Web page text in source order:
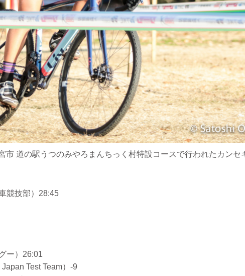
市 道の駅うつのみやろまんちっく村特設コースで行われたカン
競技部）28:45
ー）26:01
Test Team）-9